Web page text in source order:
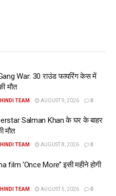
War: 30 राउंड फायरिंग केस में
मौत
TEAM AUGUST 9, 2026 0
Salman Khan के घर के बाहर
मौत
TEAM AUGUST 8, 2026 0
‘Once More’’ इसी महीने होगी
TEAM AUGUST 5, 2026 0